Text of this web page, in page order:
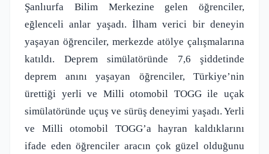
Şanlıurfa Bilim Merkezine gelen öğrenciler,
eğlenceli anlar yaşadı. İlham verici bir deneyin
yaşayan öğrenciler, merkezde atölye çalışmalarına
katıldı. Deprem simülatöründe 7,6 şiddetinde
deprem anını yaşayan öğrenciler, Türkiye’nin
ürettiği yerli ve Milli otomobil TOGG ile uçak
simülatöründe uçuş ve sürüş deneyimi yaşadı. Yerli
ve Milli otomobil TOGG’a hayran kaldıklarını
ifade eden öğrenciler aracın çok güzel olduğunu